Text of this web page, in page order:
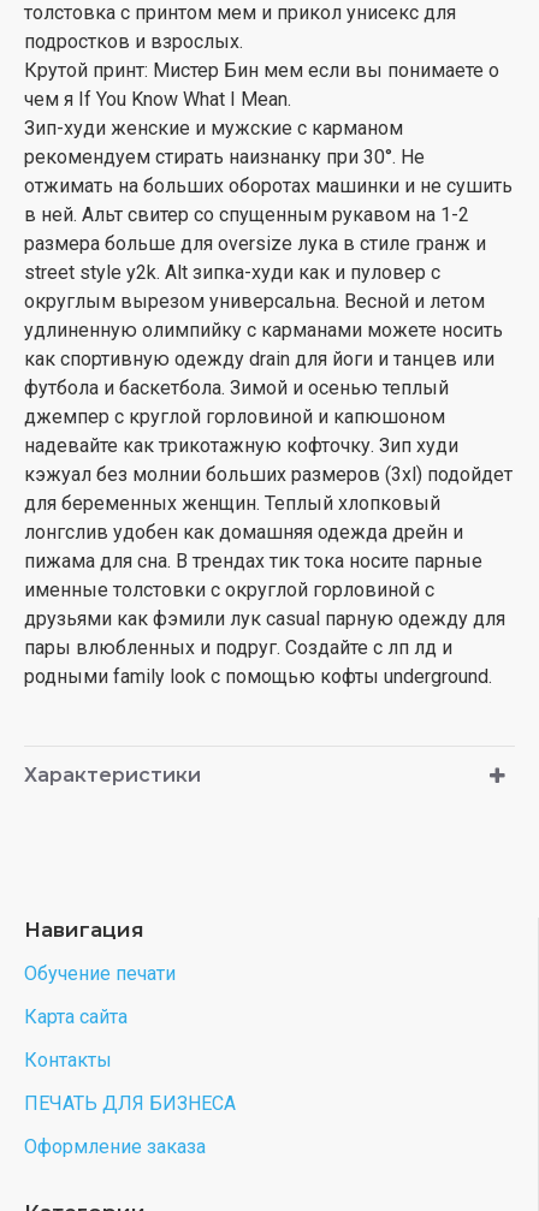
толстовка с принтом мем и прикол унисекс для
подростков и взрослых.
Крутой принт: Мистер Бин мем если вы понимаете о
чем я If You Know What I Mean.
Зип-худи женские и мужские с карманом
рекомендуем стирать наизнанку при 30°. Не
отжимать на больших оборотах машинки и не сушить
в ней. Альт свитер со спущенным рукавом на 1-2
размера больше для oversize лука в стиле гранж и
street style y2k. Alt зипка-худи как и пуловер с
округлым вырезом универсальна. Весной и летом
удлиненную олимпийку с карманами можете носить
как спортивную одежду drain для йоги и танцев или
футбола и баскетбола. Зимой и осенью теплый
джемпер с круглой горловиной и капюшоном
надевайте как трикотажную кофточку. Зип худи
кэжуал без молнии больших размеров (3xl) подойдет
для беременных женщин. Теплый хлопковый
лонгслив удобен как домашняя одежда дрейн и
пижама для сна. В трендах тик тока носите парные
именные толстовки с округлой горловиной с
друзьями как фэмили лук casual парную одежду для
пары влюбленных и подруг. Создайте с лп лд и
родными family look с помощью кофты underground.
Характеристики
Навигация
Обучение печати
Карта сайта
Контакты
ПЕЧАТЬ ДЛЯ БИЗНЕСА
Оформление заказа